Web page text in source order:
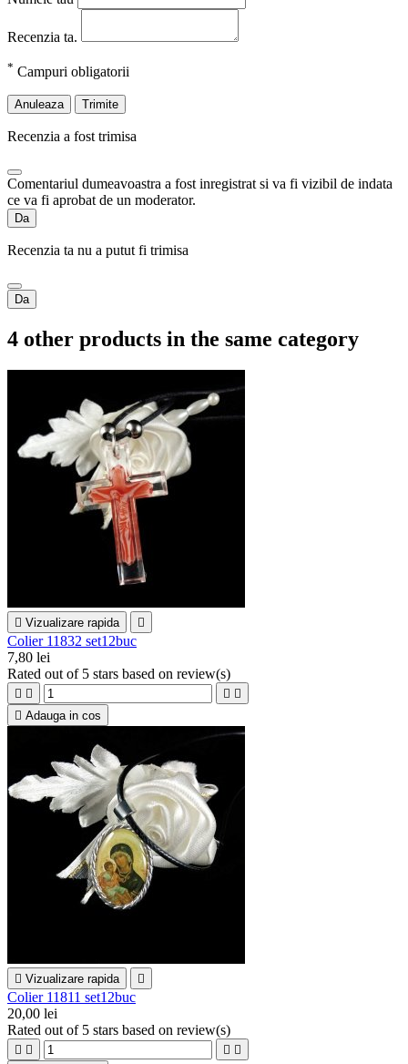
Recenzia ta.
* Campuri obligatorii
Anuleaza Trimite
Recenzia a fost trimisa
Comentariul dumeavoastra a fost inregistrat si va fi vizibil de indata
ce va fi aprobat de un moderator.
Da
Recenzia ta nu a putut fi trimisa
Da
4 other products in the same category
 Vizualizare rapida 
Colier 11832 set12buc
7,80 lei
Rated out of 5 stars based on review(s)
   
 Adauga in cos
 Vizualizare rapida 
Colier 11811 set12buc
20,00 lei
Rated out of 5 stars based on review(s)
   